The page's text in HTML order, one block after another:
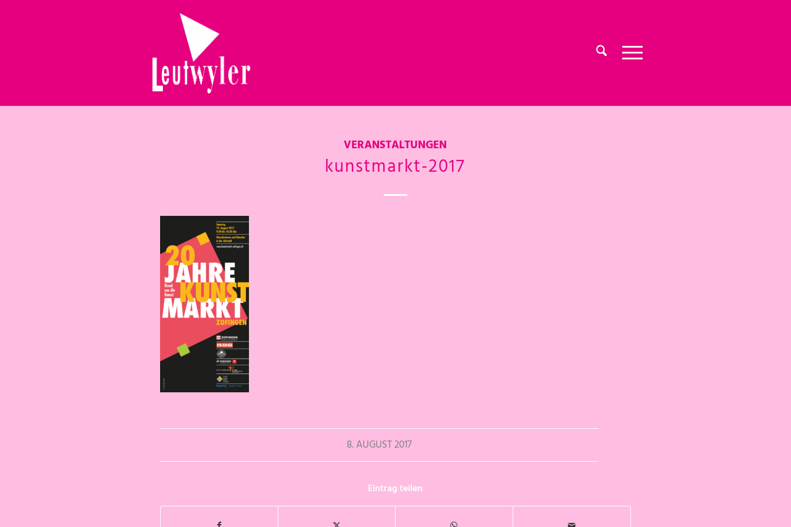
VERANSTALTUNGEN
kunstmarkt-2017
8. AUGUST 2017
Eintrag teilen